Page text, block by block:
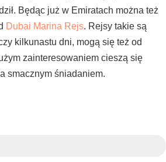
Będąc już w Emiratach można też
Dubai Marina Rejs. Rejsy takie są
kilkunastu dni, mogą się też od
zainteresowaniem cieszą się
smacznym śniadaniem.